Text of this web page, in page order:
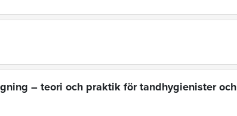
– teori och praktik för tandhygienister och